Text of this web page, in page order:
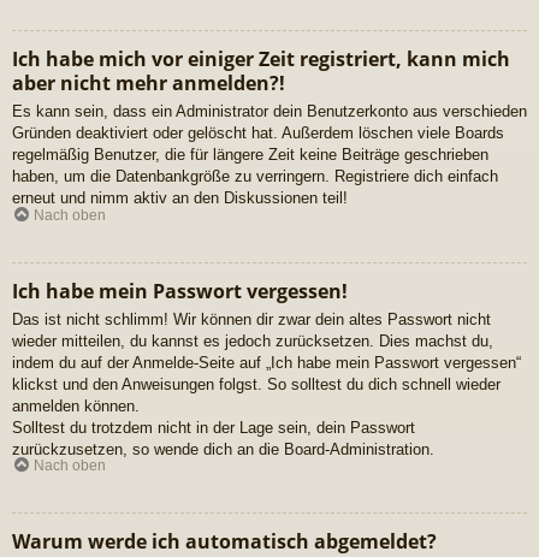
Ich habe mich vor einiger Zeit registriert, kann mich
aber nicht mehr anmelden?!
Es kann sein, dass ein Administrator dein Benutzerkonto aus verschieden
Gründen deaktiviert oder gelöscht hat. Außerdem löschen viele Boards
regelmäßig Benutzer, die für längere Zeit keine Beiträge geschrieben
haben, um die Datenbankgröße zu verringern. Registriere dich einfach
erneut und nimm aktiv an den Diskussionen teil!
Nach oben
Ich habe mein Passwort vergessen!
Das ist nicht schlimm! Wir können dir zwar dein altes Passwort nicht
wieder mitteilen, du kannst es jedoch zurücksetzen. Dies machst du,
indem du auf der Anmelde-Seite auf „Ich habe mein Passwort vergessen“
klickst und den Anweisungen folgst. So solltest du dich schnell wieder
anmelden können.
Solltest du trotzdem nicht in der Lage sein, dein Passwort
zurückzusetzen, so wende dich an die Board-Administration.
Nach oben
Warum werde ich automatisch abgemeldet?